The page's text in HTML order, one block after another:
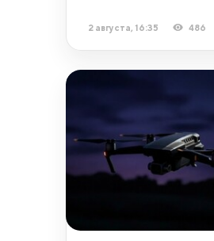
2 августа, 16:35 486